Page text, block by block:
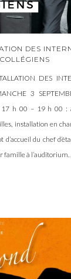
DES
COLLÉGIENS
DES
3
17 h 00 – 19 h 00 :
installation en
du chef
famille à l’auditorium.